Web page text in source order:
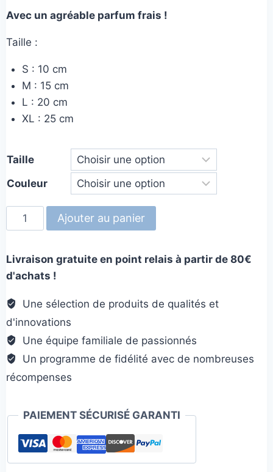
Avec un agréable parfum frais !
Taille :
S : 10 cm
M : 15 cm
L : 20 cm
XL : 25 cm
Taille
Couleur
quantité
de
Tug'N'Toss
Ajouter au panier
Livraison gratuite en point relais à partir de 80€
d'achats !
Une sélection de produits de qualités et
d'innovations
Une équipe familiale de passionnés
Un programme de fidélité avec de nombreuses
récompenses
PAIEMENT SÉCURISÉ GARANTI